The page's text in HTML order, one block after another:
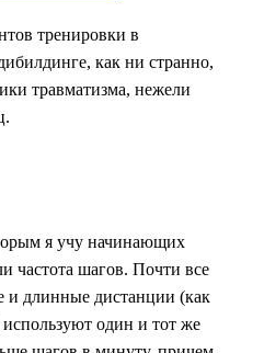
тренировки в
как ни странно,
травматизма, нежели
я учу начинающих
частота шагов. Почти все
и длинные дистанции (как
один и тот же